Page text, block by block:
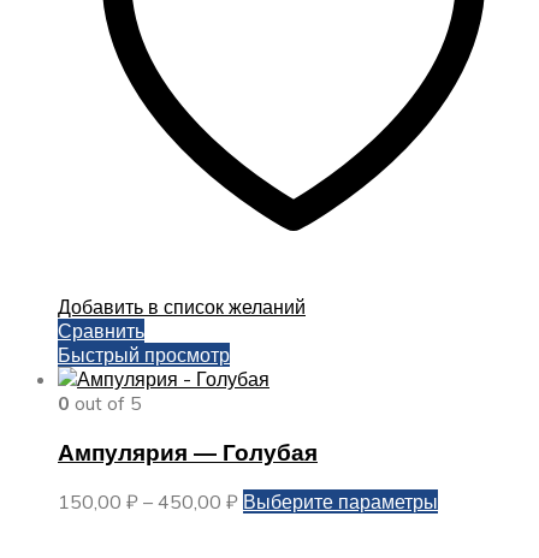
странице
товара.
Добавить в список желаний
Сравнить
Быстрый просмотр
0 out of 5
Ампулярия — Голубая
150,00 ₽ – 450,00 ₽ Диапазон
Выберите параметры